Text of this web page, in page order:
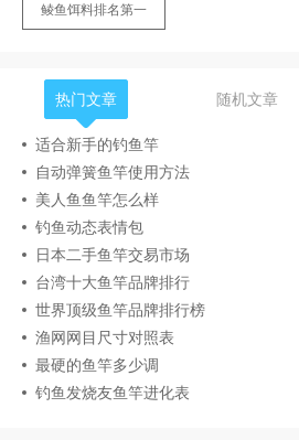
鲮鱼饵料排名第一
热门文章 随机文章
适合新手的钓鱼竿
自动弹簧鱼竿使用方法
美人鱼鱼竿怎么样
钓鱼动态表情包
日本二手鱼竿交易市场
台湾十大鱼竿品牌排行
世界顶级鱼竿品牌排行榜
渔网网目尺寸对照表
最硬的鱼竿多少调
钓鱼发烧友鱼竿进化表